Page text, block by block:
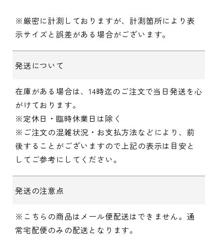
※厳密に計測しておりますが、計測箇所により表
示サイズと誤差がある場合がございます。
発送について
在庫がある場合は、14時迄のご注文で当日発送を心
がけております。
※定休日・臨時休業日は除く
※ご注文の混雑状況・お支払方法などにより、前
後することがございますので上記の表示は目安と
してご参考にしてください。
発送の注意点
※こちらの商品はメール便配送はできません。通
常宅配便のみの配送となります。